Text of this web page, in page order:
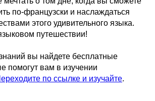
по-французски и наслаждаться
этого удивительного языка.
путешествии!
вы найдете бесплатные
помогут вам в изучении
по ссылке и изучайте.